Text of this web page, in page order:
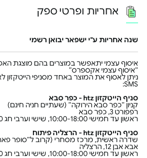
אחריות ופרטי ספק
שנה אחריות ע"י ישפאר יבואן רשמי
איסוף עצמי יתאפשר במוצרים בהם מוצגת
״איסוף עצמי אקספרס״
ניתן לאסוף את המוצר באחד מסניפי
SMS:
סניף הייטקזון htz - כפר סבא
קניון ״כפר סבא הירוקה״ (שעתיים חניה חינם)
רפפורט 3, כפר סבא
ראשון עד חמישי 10:00-18:00, שישי וערבי חג 09:30-14:00
סניף הייטקזון htz - הרצליה פיתוח
שדרה ראשית, מרכז מסחרי (קרוב ל״סופר
אבא אבן 12, הרצליה
ראשון עד חמישי 10:00-18:00, שישי וערבי חג 09:30-13:00